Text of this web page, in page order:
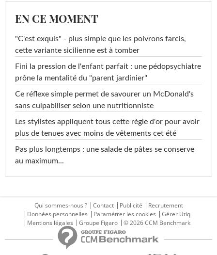
EN CE MOMENT
"C'est exquis" - plus simple que les poivrons farcis,
cette variante sicilienne est à tomber
Fini la pression de l'enfant parfait : une pédopsychiatre
prône la mentalité du "parent jardinier"
Ce réflexe simple permet de savourer un McDonald's
sans culpabiliser selon une nutritionniste
Les stylistes appliquent tous cette règle d'or pour avoir
plus de tenues avec moins de vêtements cet été
Pas plus longtemps : une salade de pâtes se conserve
au maximum...
Qui sommes-nous ? Contact Publicité
Recrutement
Données personnelles
Paramétrer les cookies
Gérer Utiq
Mentions légales
Groupe Figaro © 2026 CCM Benchmark